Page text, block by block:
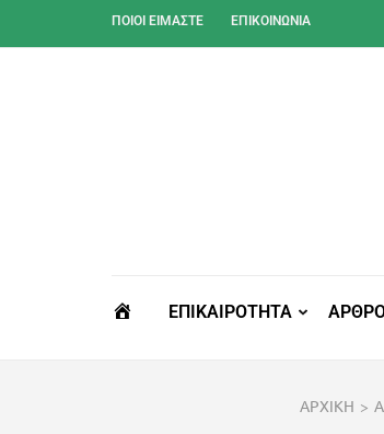
ΠΟΙΟΙ ΕΊΜΑΣΤΕ ΕΠΙΚΟΙΝΩΝΊΑ
ΑΡΧΙΚΗΕΠΙΚΑΙΡΟΤΗΤΑ
ΑΡΧΙΚΗ >